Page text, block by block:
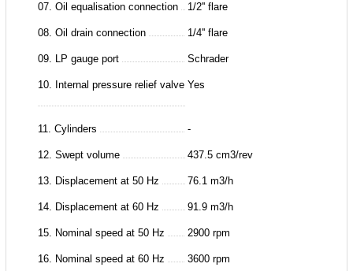
07. Oil equalisation connection 1/2'' flare
08. Oil drain connection 1/4'' flare
09. LP gauge port Schrader
10. Internal pressure relief valve Yes
11. Cylinders -
12. Swept volume 437.5 cm3/rev
13. Displacement at 50 Hz 76.1 m3/h
14. Displacement at 60 Hz 91.9 m3/h
15. Nominal speed at 50 Hz 2900 rpm
16. Nominal speed at 60 Hz 3600 rpm